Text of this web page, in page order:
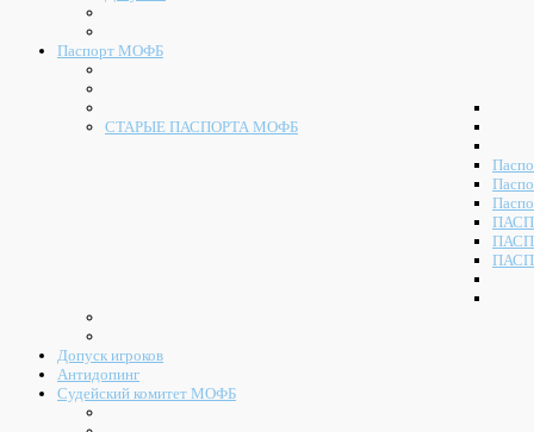
Паспорт МОФБ
СТАРЫЕ ПАСПОРТА МОФБ
Допуск игроков
Антидопинг
Судейский комитет МОФБ